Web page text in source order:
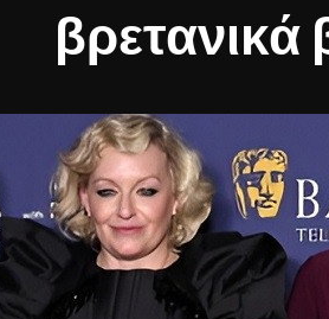
βρετανικά